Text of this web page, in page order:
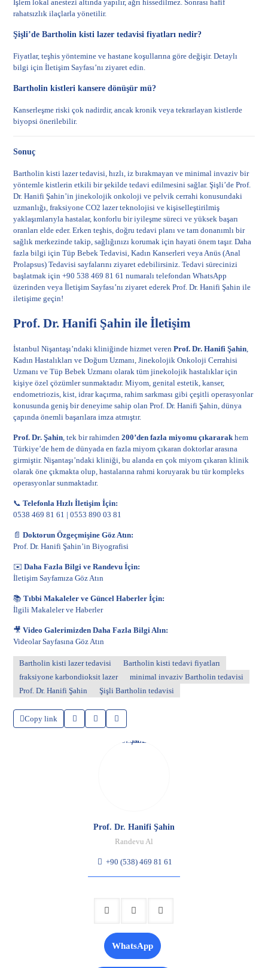
İşlem lokal anestezi altında yapılır, ağrı hissedilmez. Sonrası hafif
rahatsızlık ilaçlarla yönetilir.
Şişli’de Bartholin kisti lazer tedavisi fiyatları nedir?
Fiyatlar, teşhis yöntemine ve hastane koşullarına göre değişir. Detaylı
bilgi içinİletişim Sayfası’nı ziyaret edin.
Bartholin kistleri kansere dönüşür mü?
Kanserleşme riski çok nadirdir, ancak kronik veya tekrarlayan kistlerde
biyopsi önerilebilir.
Sonuç
Bartholin kisti lazer tedavisi, hızlı, iz bırakmayan ve minimal invaziv bir
yöntemle kistlerin etkili bir şekilde tedavi edilmesini sağlar. Şişli’de Prof.
Dr. Hanifi Şahin’in jinekolojik onkoloji ve pelvik cerrahi konusundaki
uzmanlığı, fraksiyone CO2 lazer teknolojisi ve kişiselleştirilmiş
yaklaşımlarıyla hastalar, konforlu bir iyileşme süreci ve yüksek başarı
oranları elde eder. Erken teşhis, doğru tedavi planı ve tam donanımlı bir
sağlık merkezinde takip, sağlığınızı korumak için hayati önem taşır. Daha
fazla bilgi içinTüp Bebek Tedavisi,Kadın Kanserleri veyaAnüs (Anal
Prolapsus) Tedavisi sayfalarını ziyaret edebilirsiniz. Tedavi sürecinizi
başlatmak için +90 538 469 81 61 numaralı telefondan WhatsApp
üzerinden veyaİletişim Sayfası’nı ziyaret ederek Prof. Dr. Hanifi Şahin ile
iletişime geçin!
Prof. Dr. Hanifi Şahin ile İletişim
İstanbul Nişantaşı’ndaki kliniğinde hizmet verenProf. Dr. Hanifi Şahin,
Kadın Hastalıkları ve Doğum Uzmanı, Jinekolojik Onkoloji Cerrahisi
Uzmanı ve Tüp Bebek Uzmanı olarak tüm jinekolojik hastalıklar için
kişiye özel çözümler sunmaktadır. Miyom, genital estetik, kanser,
endometriozis, kist, idrar kaçırma, rahim sarkması gibi çeşitli operasyonlar
konusunda geniş bir deneyime sahip olan Prof. Dr. Hanifi Şahin, dünya
çapında önemli başarılara imza atmıştır.
Prof. Dr. Şahin, tek bir rahimden200’den fazla miyomu çıkararak hem
Türkiye’de hem de dünyada en fazla miyom çıkaran doktorlar arasına
girmiştir. Nişantaşı’ndaki kliniği, bu alanda en çokmiyom çıkaran klinik
olarak öne çıkmakta olup, hastalarına rahmi koruyarak bu tür kompleks
operasyonlar sunmaktadır.
📞Telefonla Hızlı İletişim İçin:
0538 469 81 61 |0553 890 03 81
📄Doktorun Özgeçmişine Göz Atın:
Prof. Dr. Hanifi Şahin’in Biyografisi
✉️Daha Fazla Bilgi ve Randevu İçin:
İletişim Sayfamıza Göz Atın
📚Tıbbi Makaleler ve Güncel Haberler İçin:
İlgili Makaleler ve Haberler
🎥Video Galerimizden Daha Fazla Bilgi Alın:
Videolar Sayfasına Göz Atın
Bartholin kisti lazer tedavisi
Bartholin kisti tedavi fiyatları
fraksiyone karbondioksit lazer
minimal invaziv Bartholin tedavisi
Prof. Dr. Hanifi Şahin
Şişli Bartholin tedavisi
Copy link
Prof. Dr. Hanifi Şahin
Randevu Al
+90 (538) 469 81 61
WhatsApp